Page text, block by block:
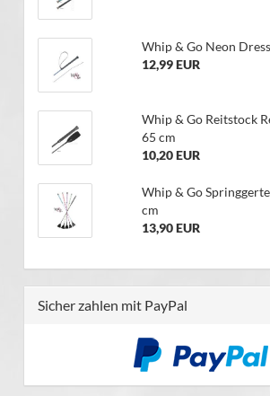
Whip & Go Neon
12,99 EUR
Whip & Go Reitstock
65 cm
10,20 EUR
Whip & Go
cm
13,90 EUR
Sicher zahlen mit PayPal